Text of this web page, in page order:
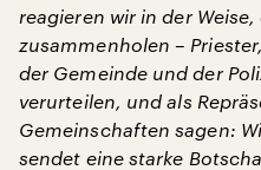
reagieren wir in der
zusammenholen –
der Gemeinde und der
verurteilen, und als
Gemeinschaften sagen:
sendet eine starke